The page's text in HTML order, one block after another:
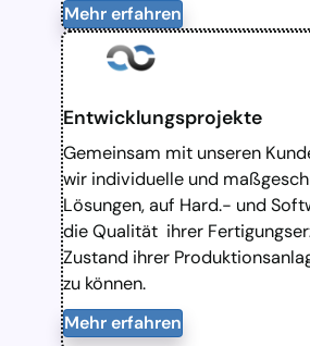
Mehr erfahren
Entwicklungsprojekte
Gemeinsam mit unseren
wir individuelle und
Lösungen, auf Hard.- und
die Qualität ihrer
Zustand ihrer
zu können.
Mehr erfahren